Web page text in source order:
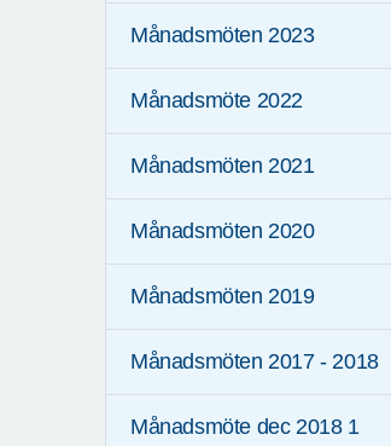
Månadsmöten 2023
Månadsmöte 2022
Månadsmöten 2021
Månadsmöten 2020
Månadsmöten 2019
Månadsmöten 2017 - 2018
Månadsmöte dec 2018 1